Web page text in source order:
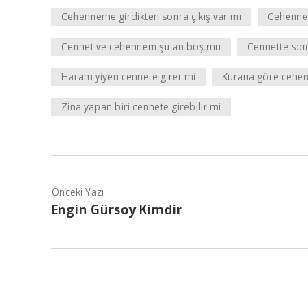
Cehenneme girdikten sonra çıkış var mı
Cennet ve cehennem şu an boş mu Cennette
Haram yiyen cennete girer mi Kurana göre
Zina yapan biri cennete girebilir mi
Önceki Yazı
Engin Gürsoy Kimdir